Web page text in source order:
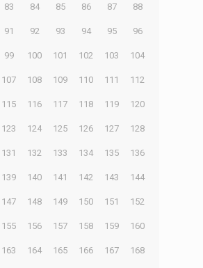
83 84 85 86 87 88
91 92 93 94 95 96
99 100 101 102 103 104
107 108 109 110 111 112
115 116 117 118 119 120
123 124 125 126 127 128
131 132 133 134 135 136
139 140 141 142 143 144
147 148 149 150 151 152
155 156 157 158 159 160
163 164 165 166 167 168